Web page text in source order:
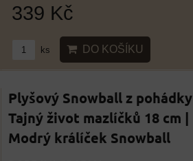
339 Kč
ks DO KOŠÍKU
Plyšový Snowball z pohádky
Tajný život mazlíčků 18 cm |
Modrý králíček Snowball